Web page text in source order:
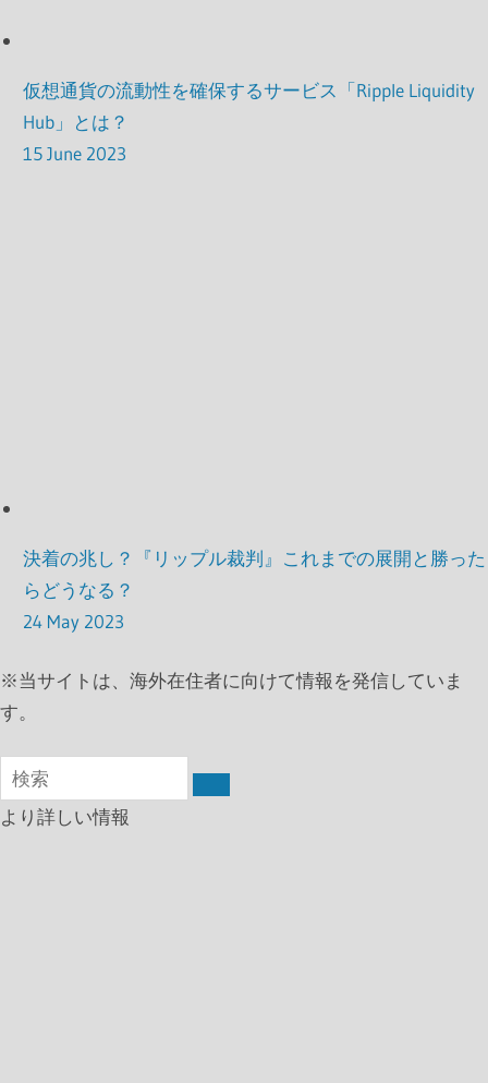
仮想通貨の流動性を確保するサービス「Ripple Liquidity
Hub」とは？
15 June 2023
決着の兆し？『リップル裁判』これまでの展開と勝った
らどうなる？
24 May 2023
※当サイトは、海外在住者に向けて情報を発信していま
す。
より詳しい情報